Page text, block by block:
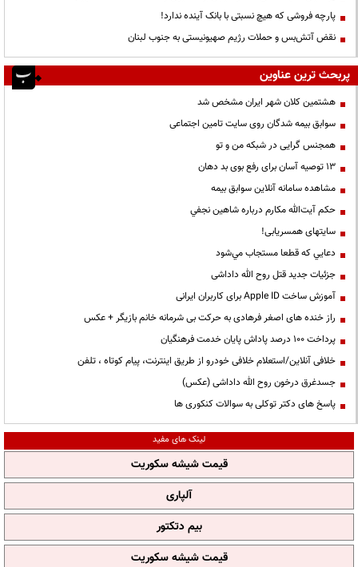
پارچه فروشی که هیچ نسبتی با بانک آینده ندارد!
نقض آتش‌بس و حملات رژیم صهیونیستی به جنوب لبنان
پربحث ترین عناوین
هشتمین کلان شهر ایران مشخص شد
سوابق بیمه شدگان روی سایت تامین اجتماعی
همجنس گرایی در شبکه من و تو
13 توصیه آسان برای رفع بوی بد دهان
مشاهده سامانه آنلاين سوابق بیمه
حكم آيت‌الله مكارم درباره شاهين نجفي
سایتهای همسریابی!
دعايي كه قطعا مستجاب مي‌شود
جزئیات جدید قتل روح الله داداشی
آموزش ساخت Apple ID برای کاربران ایرانی
راز خنده های اصغر فرهادی به حرکت بی شرمانه خانم بازیگر + عکس
پرداخت ۱۰۰ درصد پاداش پایان خدمت فرهنگیان
خلافی آنلاین/استعلام خلافی خودرو از طریق اینترنت، پیام کوتاه ، تلفن
جسدغرق درخون روح الله داداشی (عکس)
پاسخ های دکتر توکلی به سوالات کنکوری ها
لینک های مفید
قیمت شیشه سکوریت
آلپاری
بیم دتکتور
قیمت شیشه سکوریت